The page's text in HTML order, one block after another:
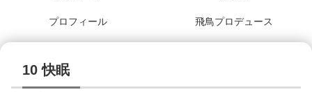
プロフィール 飛鳥プロデュース
10 快眠